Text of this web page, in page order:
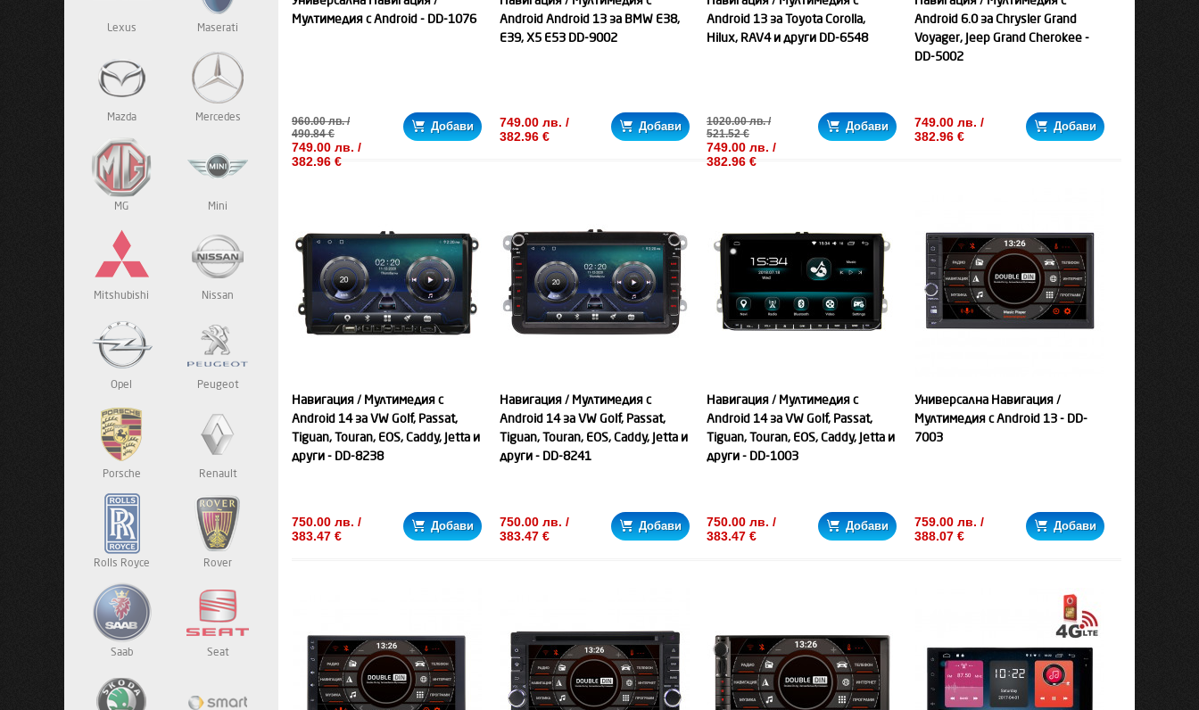
Lexus Maserati
Mazda Mercedes
MG Mini
Mitshubishi Nissan
Opel Peugeot
Porsche Renault
Rolls Royce Rover
Saab Seat
Мултимедия с Android - DD-1076
960.00 лв. /
490.84 €
749.00 лв. /
382.96 €
Добави
Android Android 13 за BMW E38,
E39, X5 E53 DD-9002
749.00 лв. /
382.96 €
Добави
Android 13 за Toyota Corolla,
Hilux, RAV4 и други DD-6548
1020.00 лв. /
521.52 €
749.00 лв. /
382.96 €
Добави
Android 6.0 за Chrysler Grand
Voyager, Jeep Grand Cherokee -
DD-5002
749.00 лв. /
382.96 €
Добави
Навигация / Мултимедия с
Android 14 за VW Golf, Passat,
Tiguan, Touran, EOS, Caddy, Jetta и
други - DD-8238
750.00 лв. /
383.47 €
Добави
Навигация / Мултимедия с
Android 14 за VW Golf, Passat,
Tiguan, Touran, EOS, Caddy, Jetta и
други - DD-8241
750.00 лв. /
383.47 €
Добави
Навигация / Мултимедия с
Android 14 за VW Golf, Passat,
Tiguan, Touran, EOS, Caddy, Jetta и
други - DD-1003
750.00 лв. /
383.47 €
Добави
Универсална Навигация /
Мултимедия с Android 13 - DD-
7003
759.00 лв. /
388.07 €
Добави